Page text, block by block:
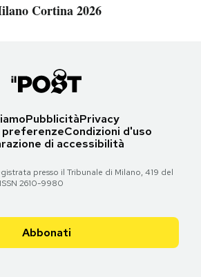
Cortina 2026
PubblicitàPrivacy
Condizioni d'uso
di accessibilità
presso il Tribunale di Milano, 419 del
2610-9980
Abbonati